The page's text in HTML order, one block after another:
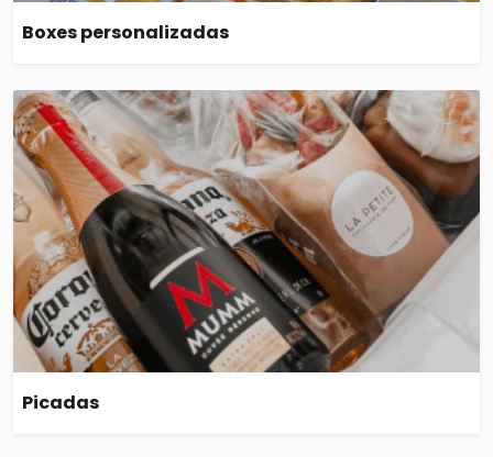
Boxes personalizadas
Picadas